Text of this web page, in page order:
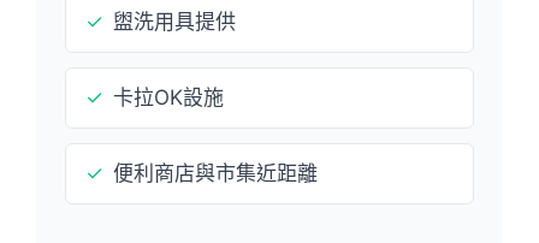
✓ 盥洗用具提供
✓ 卡拉OK設施
✓ 便利商店與市集近距離